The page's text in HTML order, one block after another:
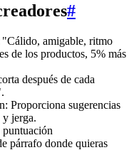
#
amigable, ritmo
de los productos, 5% más
después de cada
Proporciona sugerencias
y jerga.
párrafo donde quieras